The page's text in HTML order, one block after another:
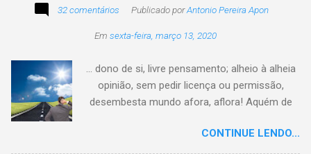
32 comentários Publicado porAntonio Pereira Apon
Em sexta-feira, março 13, 2020
... dono de si, livre pensamento; alheio à alheia
opinião, sem pedir licença ou permissão,
desembesta mundo afora, aflora! Aquém de
sem pitaco, intromissão... Antonio Pereira
CONTINUE LENDO...